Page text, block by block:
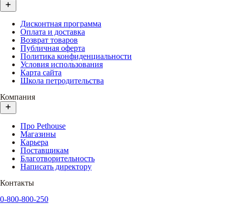
Дисконтная программа
Оплата и доставка
Возврат товаров
Публичная оферта
Политика конфиденциальности
Условия использования
Карта сайта
Школа петродительства
Компания
Про Pethouse
Магазины
Карьера
Поставщикам
Благотворительность
Написать директору
Контакты
0-800-800-250